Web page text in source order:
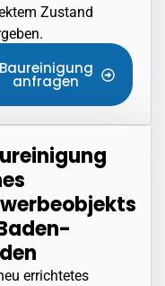
Zustand
Baureinigung
anfragen
errichtetes